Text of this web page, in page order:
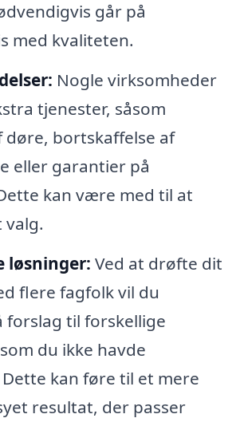
går på
med kvaliteten.
Nogle virksomheder
tjenester, såsom
døre, bortskaffelse af
eller garantier på
kan være med til at
valg.
løsninger: Ved at drøfte dit
flere fagfolk vil du
forslag til forskellige
du ikke havde
kan føre til et mere
resultat, der passer